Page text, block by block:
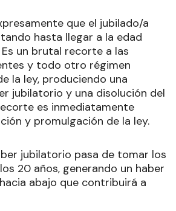
que el jubilado/a
hasta llegar a la edad
un brutal recorte a las
y todo otro régimen
la ley, produciendo una
jubilatorio y una disolución del
es inmediatamente
y promulgación de la ley.
jubilatorio pasa de tomar los
20 años, generando un haber
abajo que contribuirá a